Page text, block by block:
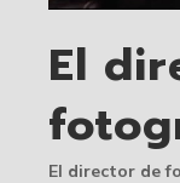
El
El director de